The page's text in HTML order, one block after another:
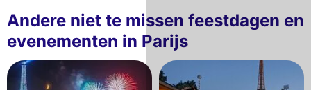
Andere niet te missen feestdagen en
evenementen in Parijs